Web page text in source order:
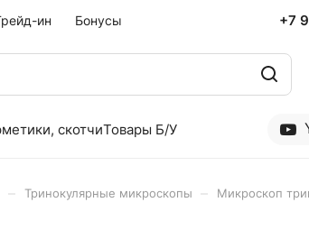
ин Бонусы +7
скотчиТовары Б/У
Тринокулярные микроскопы
Микроскоп